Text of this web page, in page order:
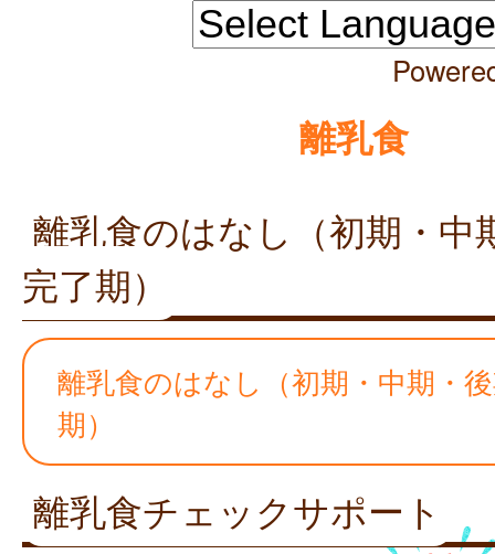
離乳食
離乳食のはなし（初期・中
完了期）
離乳食のはなし（初期・中期・
期）
離乳食チェックサポート